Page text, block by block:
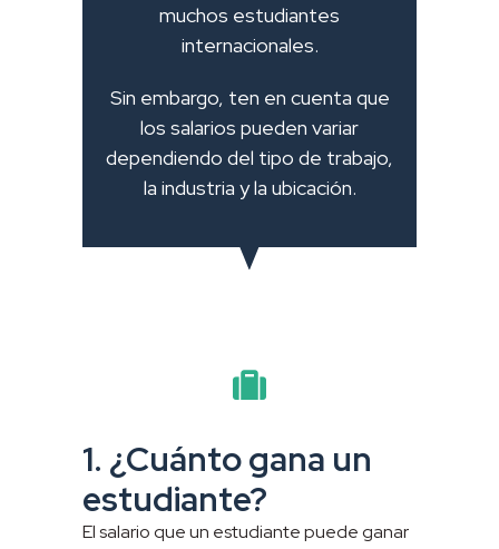
muchos estudiantes
internacionales.
Sin embargo, ten en cuenta que
los salarios pueden variar
dependiendo del tipo de trabajo,
la industria y la ubicación.
1. ¿Cuánto gana un
estudiante?
El salario que un estudiante puede ganar